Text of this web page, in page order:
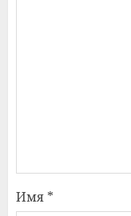
Имя *